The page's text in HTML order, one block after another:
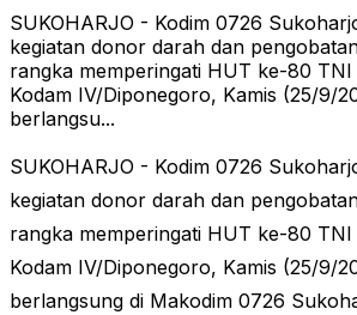
SUKOHARJO - Kodim 0726
kegiatan donor darah dan
rangka memperingati HUT ke-80
Kodam IV/Diponegoro, Kamis (25/9/
berlangsu...
SUKOHARJO - Kodim 0726
kegiatan donor darah dan
rangka memperingati HUT ke-80
Kodam IV/Diponegoro, Kamis (25/9/
berlangsung di Makodim 0726